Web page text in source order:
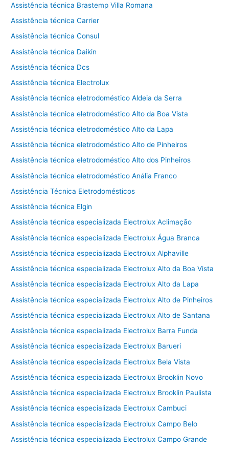
Assistência técnica Brastemp Villa Romana
Assistência técnica Carrier
Assistência técnica Consul
Assistência técnica Daikin
Assistência técnica Dcs
Assistência técnica Electrolux
Assistência técnica eletrodoméstico Aldeia da Serra
Assistência técnica eletrodoméstico Alto da Boa Vista
Assistência técnica eletrodoméstico Alto da Lapa
Assistência técnica eletrodoméstico Alto de Pinheiros
Assistência técnica eletrodoméstico Alto dos Pinheiros
Assistência técnica eletrodoméstico Anália Franco
Assistência Técnica Eletrodomésticos
Assistência técnica Elgin
Assistência técnica especializada Electrolux Aclimação
Assistência técnica especializada Electrolux Água Branca
Assistência técnica especializada Electrolux Alphaville
Assistência técnica especializada Electrolux Alto da Boa Vista
Assistência técnica especializada Electrolux Alto da Lapa
Assistência técnica especializada Electrolux Alto de Pinheiros
Assistência técnica especializada Electrolux Alto de Santana
Assistência técnica especializada Electrolux Barra Funda
Assistência técnica especializada Electrolux Barueri
Assistência técnica especializada Electrolux Bela Vista
Assistência técnica especializada Electrolux Brooklin Novo
Assistência técnica especializada Electrolux Brooklin Paulista
Assistência técnica especializada Electrolux Cambuci
Assistência técnica especializada Electrolux Campo Belo
Assistência técnica especializada Electrolux Campo Grande